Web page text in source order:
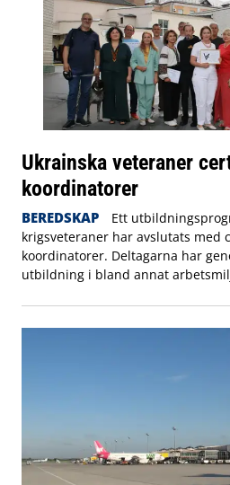
Ukrainska veteraner
koordinatorer
BEREDSKAP
Ett
krigsveteraner har avslutats med
koordinatorer. Deltagarna har
utbildning i bland annat